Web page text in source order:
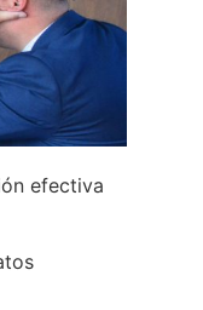
efectiva